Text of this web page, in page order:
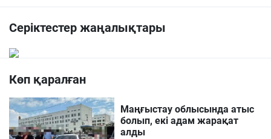
Серіктестер жаңалықтары
Көп қаралған
Маңғыстау облысында атыс
болып, екі адам жарақат
алды